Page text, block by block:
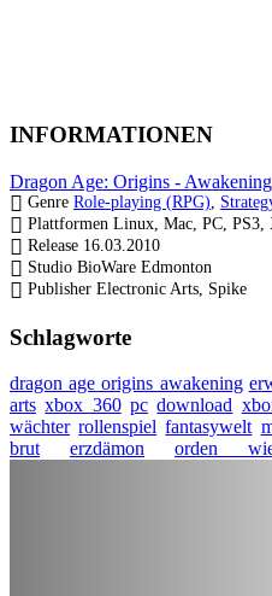
INFORMATIONEN
Dragon Age: Origins - Awakening
Genre Role-playing (RPG)
Plattformen Linux, Mac, PC, PS3,
Release 16.03.2010
Studio BioWare Edmonton
Publisher Electronic Arts, Spike
Schlagworte
dragon age origins awakening
arts xbox 360 pc download
wächter rollenspiel fantasywelt
brut
erzdämon orden